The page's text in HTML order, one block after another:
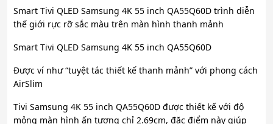
Smart Tivi QLED Samsung 4K 55 inch QA55Q60D trình diễn
thế giới rực rỡ sắc màu trên màn hình thanh mảnh
Smart Tivi QLED Samsung 4K 55 inch QA55Q60D
Được ví như “tuyệt tác thiết kế thanh mảnh” với phong cách
AirSlim
Tivi Samsung 4K 55 inch QA55Q60D được thiết kế với độ
mỏng màn hình ấn tượng chỉ 2.69cm, đặc điểm này giúp